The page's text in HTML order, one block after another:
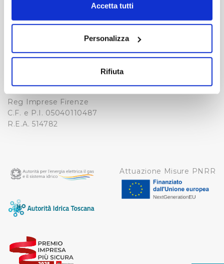
modificare o revocare il proprio consenso in qualsiasi
momento dalla Dichiarazione sui cookie o facendo clic
Con il tuo consenso, vorremmo anche:
raccogliere informazioni sulla tua posizione
Identificare il tuo dispositivo, scansionandolo
attivamente alla ricerca di caratteristiche specifiche
(impronte digitali).
dalla Dichiarazione sui cookie.
Utilizziamo dei cookie tecnici necessari per rendere
fruibile il sito web abilitandone funzionalità di base quali
protette. In linea con le preferenze manifestate
dall’Utente e con i consensi dallo stesso prestati, i
cookie possono essere inoltre utilizzati per analizzare il
Accetta tutti
Personalizza
Rifiuta
50126 Fi
Reg Imprese Firenze
C.F. e P.I. 05040110487
R.E.A. 514782
FAQ
PRIVACY POLICY
NOTE LEGALI
COOKIE
WHISTLEBLOWING
CREDITS
Attuazione Misure PNRR